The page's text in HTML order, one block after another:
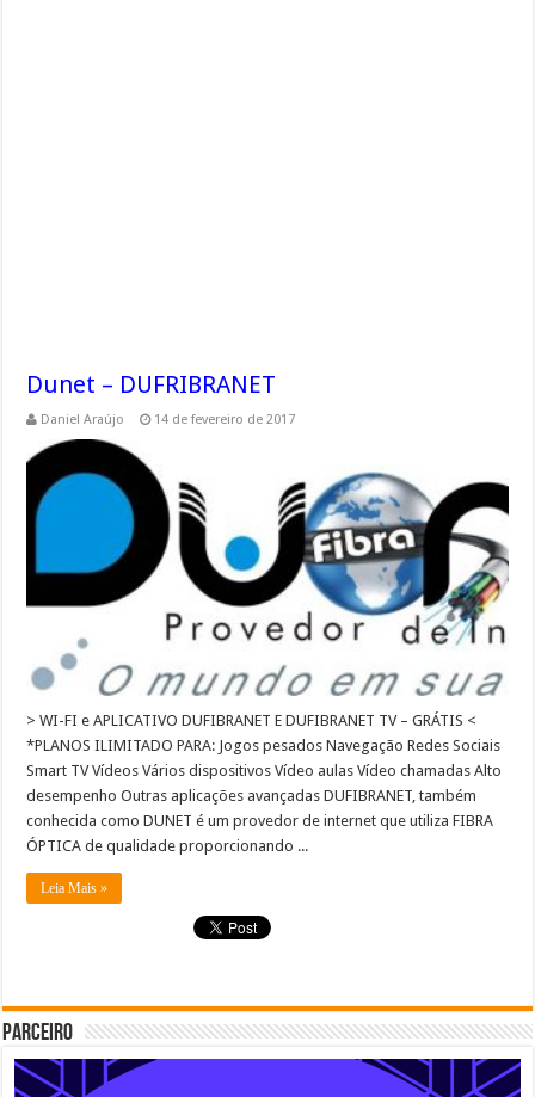
Dunet – DUFRIBRANET
Daniel Araújo 14 de fevereiro de 2017
> WI-FI e APLICATIVO DUFIBRANET E DUFIBRANET TV – GRÁTIS <
*PLANOS ILIMITADO PARA: Jogos pesados Navegação Redes Sociais
Smart TV Vídeos Vários dispositivos Vídeo aulas​ Vídeo chamadas Alto
desempenho Outras aplicações avançadas DUFIBRANET, também
conhecida como DUNET é um provedor de internet que utiliza FIBRA
ÓPTICA de qualidade proporcionando ...
Leia Mais »
Parceiro